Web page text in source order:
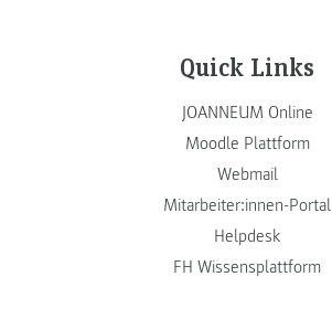
Quick Links
JOANNEUM Online
Moodle Plattform
Webmail
Mitarbeiter:innen-Portal
Helpdesk
FH Wissensplattform